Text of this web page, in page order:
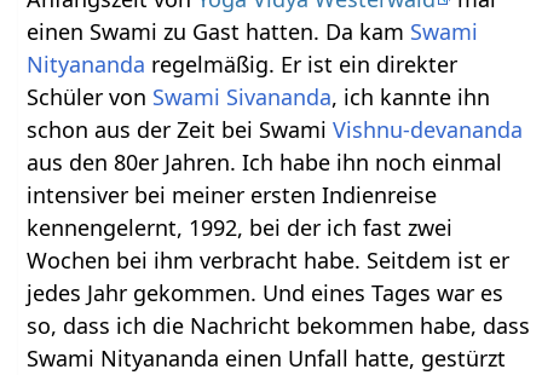
einen Swami zu Gast hatten. Da kam Swami
Nityananda regelmäßig. Er ist ein direkter
Schüler von Swami Sivananda, ich kannte ihn
schon aus der Zeit bei SwamiVishnu-devananda
aus den 80er Jahren. Ich habe ihn noch einmal
intensiver bei meiner ersten Indienreise
kennengelernt, 1992, bei der ich fast zwei
Wochen bei ihm verbracht habe. Seitdem ist er
jedes Jahr gekommen. Und eines Tages war es
so, dass ich die Nachricht bekommen habe, dass
Swami Nityananda einen Unfall hatte, gestürzt